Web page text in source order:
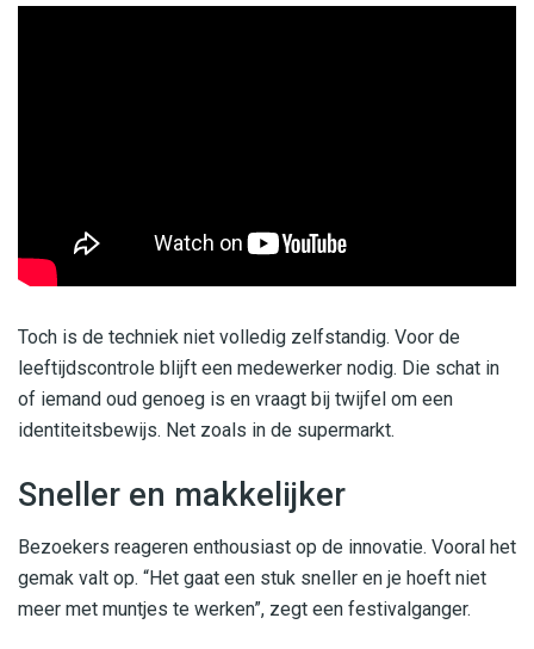
Toch is de techniek niet volledig zelfstandig. Voor de
leeftijdscontrole blijft een medewerker nodig. Die schat in
of iemand oud genoeg is en vraagt bij twijfel om een
identiteitsbewijs. Net zoals in de supermarkt.
Sneller en makkelijker
Bezoekers reageren enthousiast op de innovatie. Vooral het
gemak valt op. “Het gaat een stuk sneller en je hoeft niet
meer met muntjes te werken”, zegt een festivalganger.